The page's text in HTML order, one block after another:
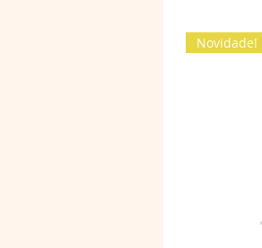
Novidade!